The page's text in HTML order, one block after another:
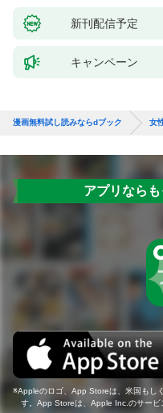
新刊配信予定
キャンペーン
漫画無料試し読みならdブック 女
アプリならも
Appleのロゴ、App Storeは、米国もし
す。App Storeは、Apple Inc.のサービ